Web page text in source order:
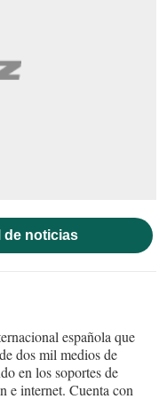
de noticias
española que
dos mil medios de
en los soportes de
e internet. Cuenta con